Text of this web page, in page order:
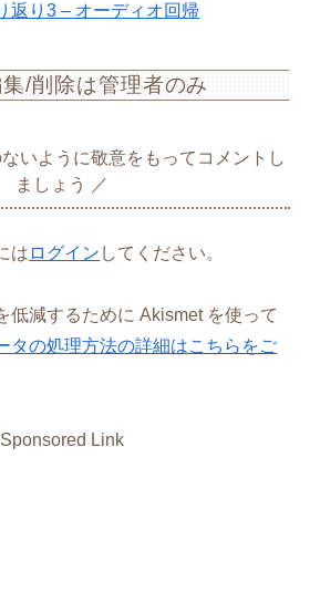
返り3 – オーディオ回帰
/削除は管理者のみ
いように敬意をもってコメントし
ましょう
は ログイン してください。
低減するために Akismet を使って
タの処理方法の詳細はこちらをご
Sponsored Link